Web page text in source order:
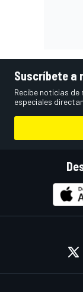
Suscríbete a
Recibe noticias
especiales